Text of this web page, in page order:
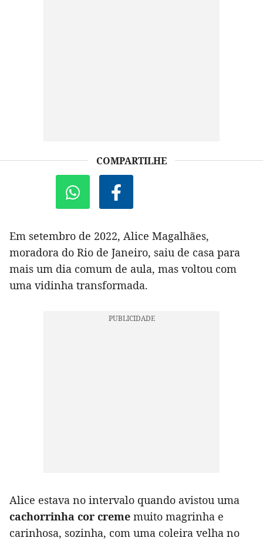
COMPARTILHE
Em setembro de 2022, Alice Magalhães,
moradora do Rio de Janeiro, saiu de casa para
mais um dia comum de aula, mas voltou com
uma vidinha transformada.
Alice estava no intervalo quando avistou uma
cachorrinha cor creme muito magrinha e
carinhosa, sozinha, com uma coleira velha no